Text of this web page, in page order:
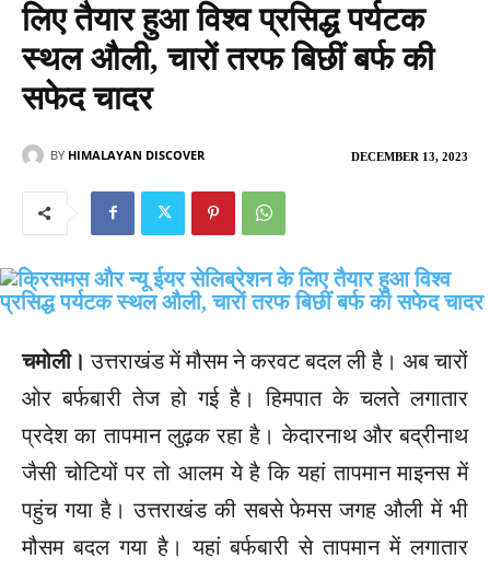
लिए तैयार हुआ विश्व प्रसिद्ध पर्यटक
स्थल औली, चारों तरफ बिछीं बर्फ की
सफेद चादर
DECEMBER 13, 2023
BY HIMALAYAN DISCOVER
चमोली। उत्तराखंड में मौसम ने करवट बदल ली है। अब चारों
ओर बर्फबारी तेज हो गई है। हिमपात के चलते लगातार
प्रदेश का तापमान लुढ़क रहा है। केदारनाथ और बद्रीनाथ
जैसी चोटियों पर तो आलम ये है कि यहां तापमान माइनस में
पहुंच गया है। उत्तराखंड की सबसे फेमस जगह औली में भी
मौसम बदल गया है। यहां बर्फबारी से तापमान में लगातार